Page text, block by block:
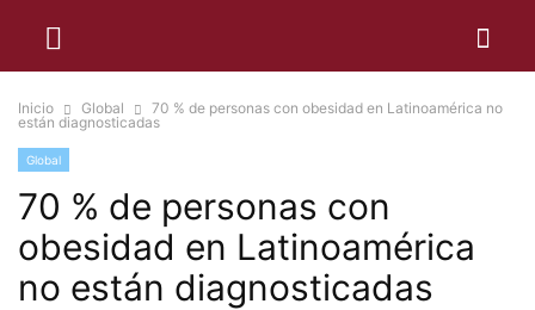
Inicio Global
70 % de personas con obesidad en Latinoamérica no
están diagnosticadas
Global
70 % de personas con
obesidad en Latinoamérica
no están diagnosticadas